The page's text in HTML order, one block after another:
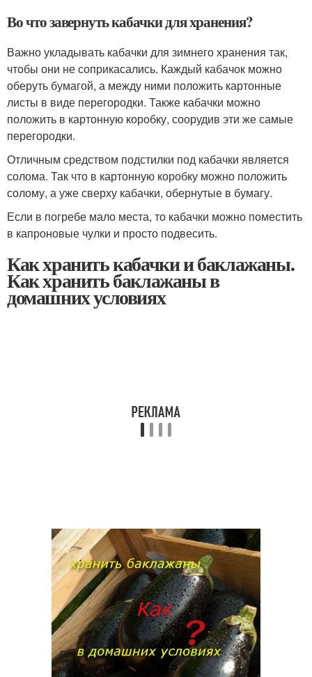
Во что завернуть кабачки для хранения?
Важно укладывать кабачки для зимнего хранения так,
чтобы они не соприкасались. Каждый кабачок можно
оберуть бумагой, а между ними положить картонные
листы в виде перегородки. Также кабачки можно
положить в картонную коробку, соорудив эти же самые
перегородки.
Отличным средством подстилки под кабачки является
солома. Так что в картонную коробку можно положить
солому, а уже сверху кабачки, обернутые в бумагу.
Если в погребе мало места, то кабачки можно поместить
в капроновые чулки и просто подвесить.
Как хранить кабачки и баклажаны.
Как хранить баклажаны в
домашних условиях